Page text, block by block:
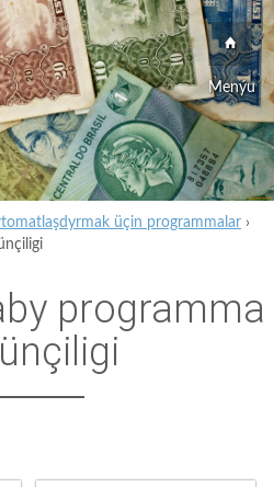
Menýu
üçin programmalar ›
programma